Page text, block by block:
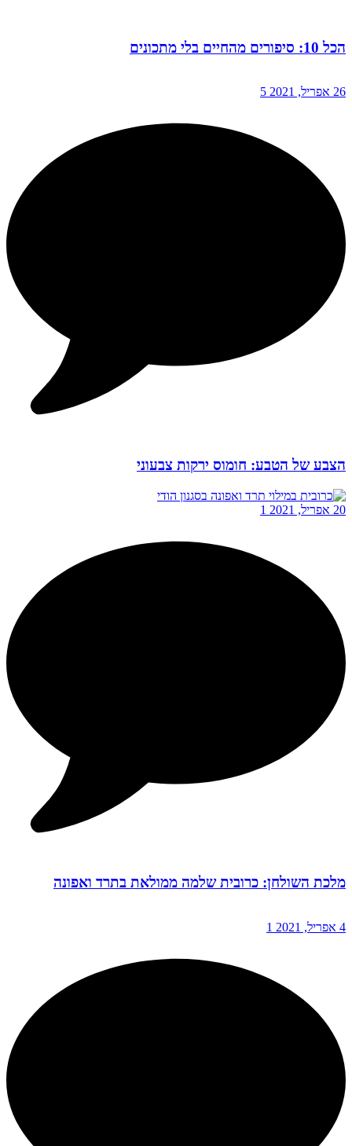
הכל 10: סיפורים מהחיים בלי מתכונים
26 אפריל, 2021 5
הצבע של הטבע: חומוס ירקות צבעוני
20 אפריל, 2021 1
מלכת השולחן: כרובית שלמה ממולאת בתרד ואפונה
4 אפריל, 2021 1